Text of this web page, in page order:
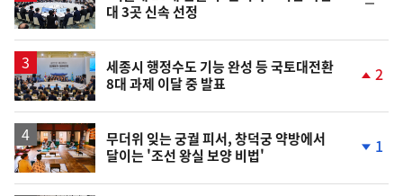
대 3곳 신속 선정
일
세종시 행정수도 기능 완성 등 국토대전환
8대 과제 이달 중 발표
상
2
무더위 잊는 궁궐 피서, 창덕궁 약방에서
달이는 '조선 왕실 보양 비법'
1